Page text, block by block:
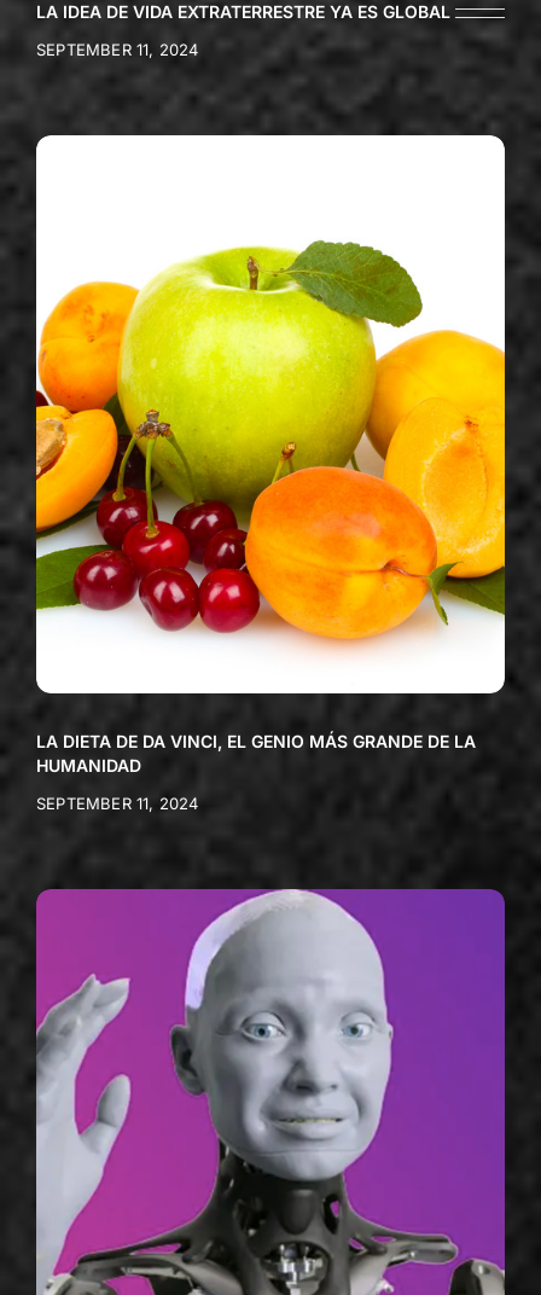
LA IDEA DE VIDA EXTRATERRESTRE YA ES GLOBAL
SEPTEMBER 11, 2024
LA DIETA DE DA VINCI, EL GENIO MÁS GRANDE DE LA
HUMANIDAD
SEPTEMBER 11, 2024